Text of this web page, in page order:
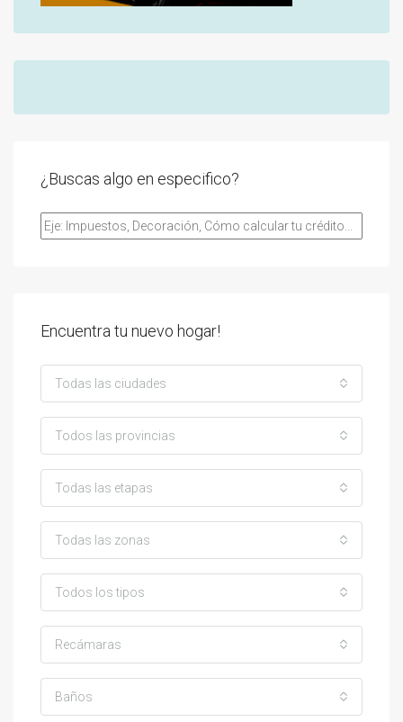
¿Buscas algo en especifico?
Encuentra tu nuevo hogar!
Todas las ciudades
Todos las provincias
Todas las etapas
Todas las zonas
Todos los tipos
Recámaras
Baños